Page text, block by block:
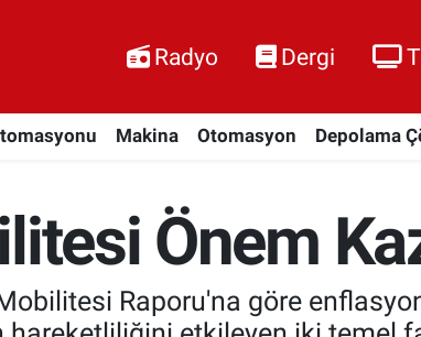
Radyo Dergi
Makina Otomasyon Depolama
Önem
Raporu'na göre